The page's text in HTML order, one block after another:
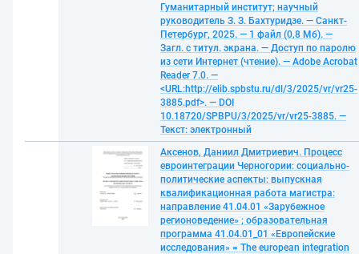
Гуманитарный институт; научный
руководитель З. З. Бахтуридзе. — Санкт-
Петербург, 2025. — 1 файл (0,8 Мб). —
Загл. с титул. экрана. — Доступ по паролю
из сети Интернет (чтение). — Adobe Acrobat
Reader 7.0. —
<URL:http://elib.spbstu.ru/dl/3/2025/vr/vr25-
3885.pdf>. — DOI
10.18720/SPBPU/3/2025/vr/vr25-3885. —
Текст: электронный
Аксенов, Даниил Дмитриевич. Процесс
евроинтеграции Черногории: социально-
политические аспекты: выпускная
квалификационная работа магистра:
направление 41.04.01 «Зарубежное
регионоведение» ; образовательная
программа 41.04.01_01 «Европейские
исследования» = The european integration